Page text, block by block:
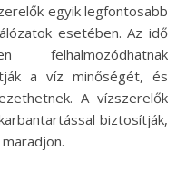
egyik legfontosabb
esetében. Az idő
a víz minőségét, és
A vízszerelők
biztosítják,